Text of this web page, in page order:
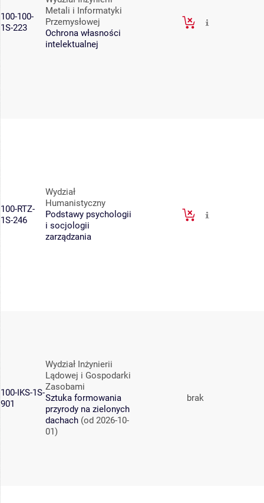
100-100-
1S-223
Metali i Informatyki
Przemysłowej
Ochrona własności
intelektualnej
100-RTZ-
1S-246
Wydział
Humanistyczny
Podstawy psychologii
i socjologii
zarządzania
100-IKS-1S-
901
Wydział Inżynierii
Lądowej i Gospodarki
Zasobami
Sztuka formowania
przyrody na zielonych
dachach (od 2026-10-
01)
brak